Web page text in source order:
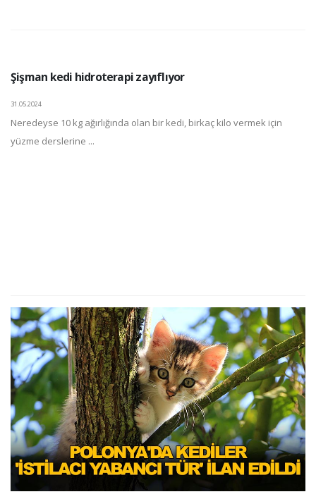
Şişman kedi hidroterapi zayıflıyor
31.05.2024
Neredeyse 10 kg ağırlığında olan bir kedi, birkaç kilo vermek için
yüzme derslerine ...